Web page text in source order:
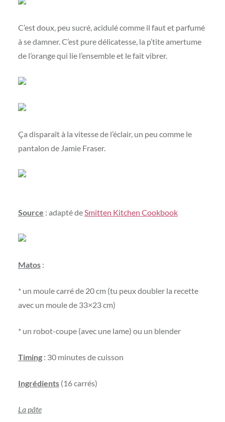
C’est doux, peu sucré, acidulé comme il faut et parfumé
à se damner. C’est pure délicatesse, la p’tite amertume
de l’orange qui lie l’ensemble et le fait vibrer.
Ça disparaît à la vitesse de l’éclair, un peu comme le
pantalon de Jamie Fraser.
Source : adapté de Smitten Kitchen Cookbook
Matos:
* un moule carré de 20 cm (tu peux doubler la recette
avec un moule de 33×23 cm)
* un robot-coupe (avec une lame) ou un blender
Timing: 30 minutes de cuisson
Ingrédients(16 carrés)
La pâte